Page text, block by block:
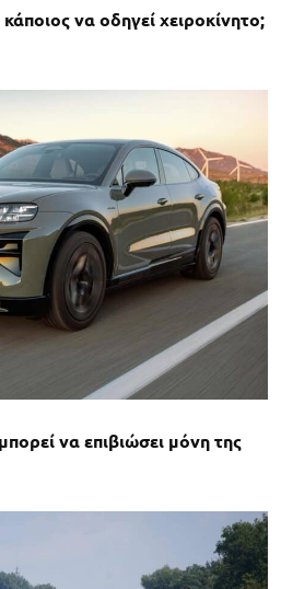
να οδηγεί χειροκίνητο;
να επιβιώσει μόνη της